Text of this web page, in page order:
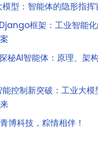
型：智能体的隐形指挥
框架：工业智能
秘AI智能体：原理、架构
控制新突破：工业大模
博科技，粽情相伴！